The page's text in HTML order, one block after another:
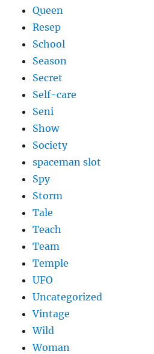
Queen
Resep
School
Season
Secret
Self-care
Seni
Show
Society
spaceman slot
Spy
Storm
Tale
Teach
Team
Temple
UFO
Uncategorized
Vintage
Wild
Woman